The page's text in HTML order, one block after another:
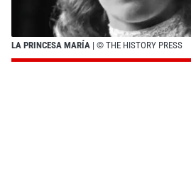
LA PRINCESA MARÍA | © THE HISTORY PRESS